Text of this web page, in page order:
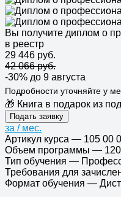
Вы получите диплом о
в реестр
29 446 руб.
42 066 руб.
-30% до 9 августа
Подробности уточняйте у
🎁 Книга в подарок из
Подать заявку
за / мес.
Артикул курса — 105 00
Объем программы —
Тип обучения —
Требования для
Формат обучения —